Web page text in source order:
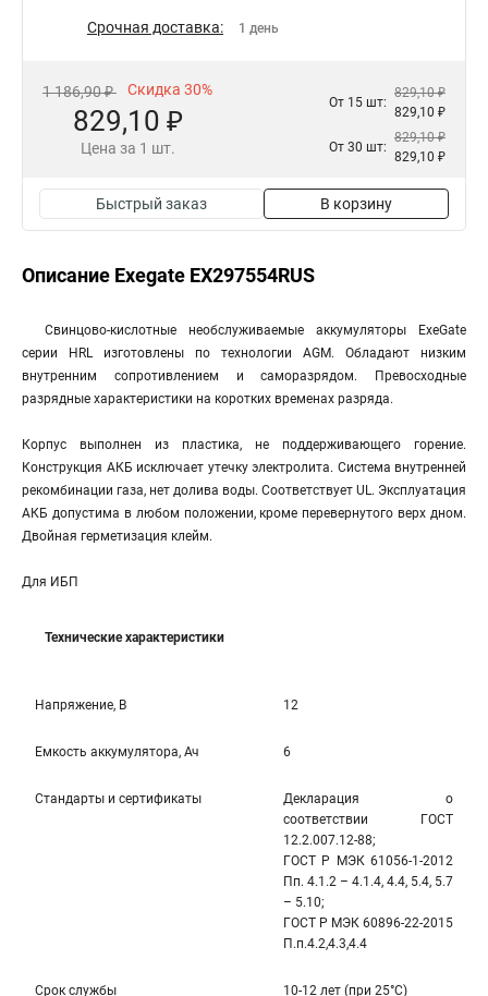
Срочная доставка: 1 день
1 186,90 ₽ Скидка 30%
829,10 ₽
Цена за 1 шт.
От 15 шт:
829,10 ₽
829,10 ₽
От 30 шт:
829,10 ₽
829,10 ₽
Быстрый заказ В корзину
Описание Exegate EX297554RUS
Свинцово-кислотные необслуживаемые аккумуляторы ExeGate
серии HRL изготовлены по технологии AGM. Обладают низким
внутренним сопротивлением и саморазрядом. Превосходные
разрядные характеристики на коротких временах разряда.
Корпус выполнен из пластика, не поддерживающего горение.
Конструкция АКБ исключает утечку электролита. Система внутренней
рекомбинации газа, нет долива воды. Соответствует UL. Эксплуатация
АКБ допустима в любом положении, кроме перевернутого верх дном.
Двойная герметизация клейм.
Для ИБП
Технические характеристики
Напряжение, В 12
Емкость аккумулятора, Ач 6
Стандарты и сертификаты
Декларация о
соответствии ГОСТ
12.2.007.12-88;
ГОСТ Р МЭК 61056-1-2012
Пп. 4.1.2 – 4.1.4, 4.4, 5.4, 5.7
– 5.10;
ГОСТ Р МЭК 60896-22-2015
П.п.4.2,4.3,4.4
Срок службы 10-12 лет (при 25°С)